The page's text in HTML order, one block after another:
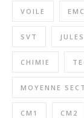
VOILE EMC
SVT
CHIMIE
MOYENNE
CM1 CM2